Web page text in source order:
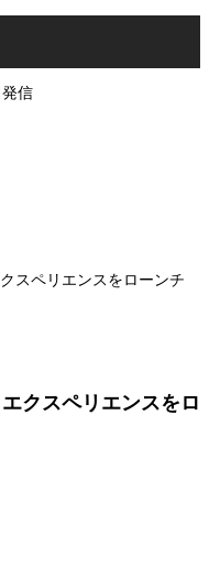
信
スペリエンスをローンチ
クスペリエンスをロ